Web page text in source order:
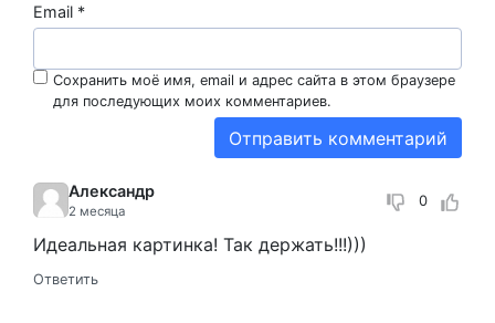
Email *
Сохранить моё имя, email и адрес сайта в этом браузере
для последующих моих комментариев.
Александр
2 месяца
0
Идеальная картинка! Так держать!!!)))
Ответить